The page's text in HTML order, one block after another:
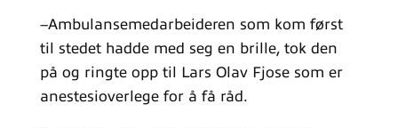
–Ambulansemedarbeideren som kom først
til stedet hadde med seg en brille, tok den
på og ringte opp til Lars Olav Fjose som er
anestesioverlege for å få råd.